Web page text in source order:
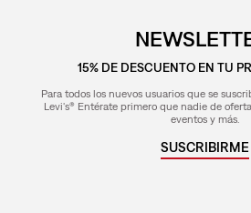
15% DE DESCUENTO EN TU
Para todos los nuevos usuarios que se
Levi's® Entérate primero que nadie de
eventos y más.
SUSCRIBIRME